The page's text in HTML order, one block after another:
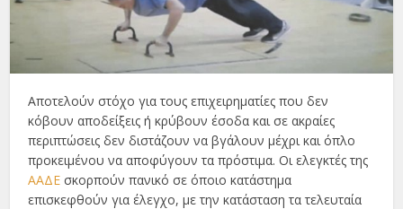
Αποτελούν στόχο για τους επιχειρηματίες που δεν
κόβουν αποδείξεις ή κρύβουν έσοδα και σε ακραίες
περιπτώσεις δεν διστάζουν να βγάλουν μέχρι και όπλο
προκειμένου να αποφύγουν τα πρόστιμα. Οι ελεγκτές της
ΑΑΔΕ σκορπούν πανικό σε όποιο κατάστημα
επισκεφθούν για έλεγχο, με την κατάσταση τα τελευταία